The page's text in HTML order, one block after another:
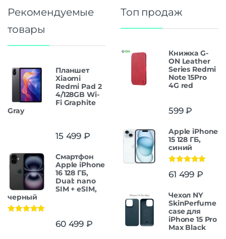
Рекомендуемые
товары
Планшет
Xiaomi
Redmi Pad 2
4/128GB Wi-
Fi Graphite
Gray
15 499 ₽
Смартфон
Apple iPhone
16 128 ГБ,
Dual: nano
SIM + eSIM,
черный
60 499 ₽
Топ продаж
Книжка G-
ON Leather
Series Redmi
Note 15Pro
4G red
599₽
Apple iPhone
15 128 ГБ,
синий
из 5
61 499 ₽
Чехол NY
SkinPerfume
case для
iPhone 15 Pro
Max Black